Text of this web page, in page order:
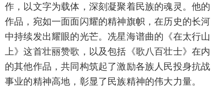
作，以文字为载体，深刻凝聚着民族的魂灵。他的
作品，宛如一面面闪耀的精神旗帜，在历史的长河
中持续发出耀眼的光芒。冼星海谱曲的《在太行山
上》这首壮丽赞歌，以及包括《歌八百壮士》在内
的其他作品，共同构筑起了激励各族人民投身抗战
事业的精神高地，彰显了民族精神的伟大力量。